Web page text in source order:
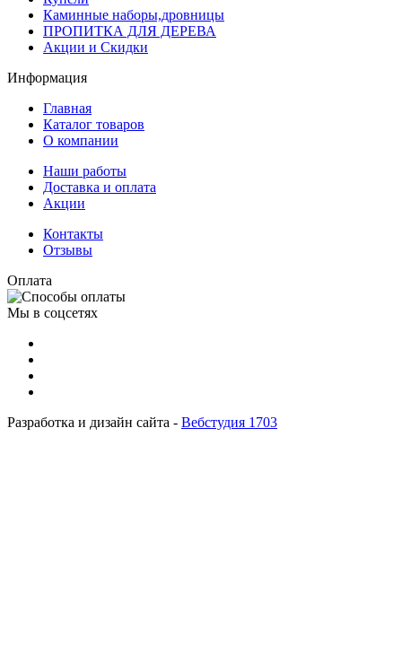
Каминные наборы,дровницы
ПРОПИТКА ДЛЯ ДЕРЕВА
Акции и Скидки
Информация
Главная
Каталог товаров
О компании
Наши работы
Доставка и оплата
Акции
Контакты
Отзывы
Оплата
Мы в соцсетях
Разработка и дизайн сайта - Вебстудия 1703